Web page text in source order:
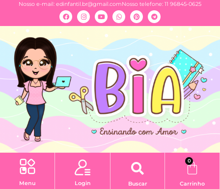
Nosso e-mail: edinfantil.br@gmail.comNosso telefone: 11 96845-0625
Menu Login Buscar
0
Carrinho